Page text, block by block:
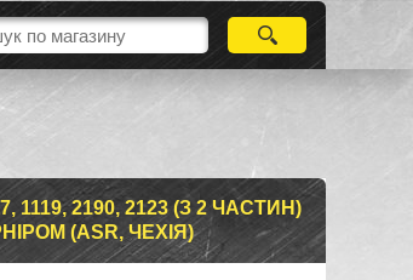
2190, 2123 (З 2 ЧАСТИН)
(ASR, ЧЕХІЯ)